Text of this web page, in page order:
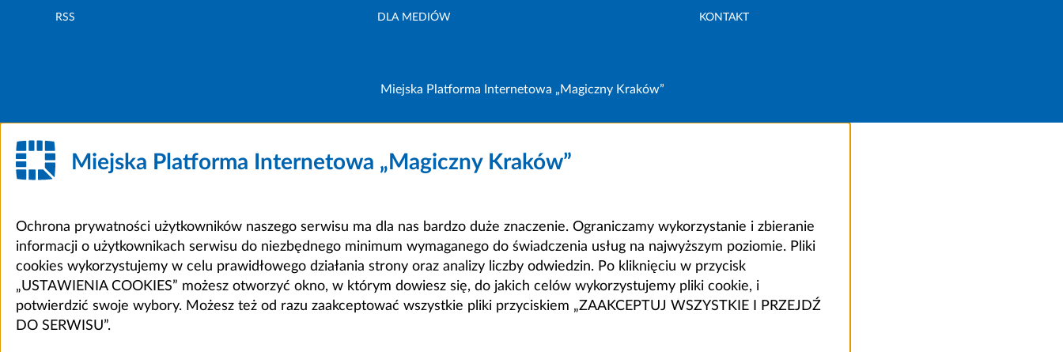
RSS DLA MEDIÓW KONTAKT
Miejska Platforma Internetowa „Magiczny Kraków”
Miejska Platforma Internetowa „Magiczny Kraków”
Ochrona prywatności użytkowników naszego serwisu ma dla nas bardzo duże znaczenie. Ograniczamy wykorzystanie i zbieranie
informacji o użytkownikach serwisu do niezbędnego minimum wymaganego do świadczenia usług na najwyższym poziomie. Pliki
cookies wykorzystujemy w celu prawidłowego działania strony oraz analizy liczby odwiedzin. Po kliknięciu w przycisk
„USTAWIENIA COOKIES” możesz otworzyć okno, w którym dowiesz się, do jakich celów wykorzystujemy pliki cookie, i
potwierdzić swoje wybory. Możesz też od razu zaakceptować wszystkie pliki przyciskiem „ZAAKCEPTUJ WSZYSTKIE I PRZEJDŹ
DO SERWISU”.